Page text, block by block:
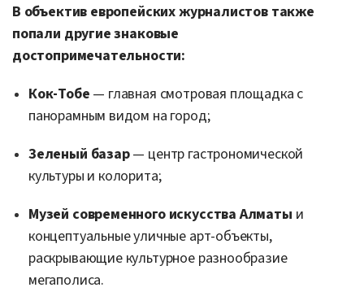
В объектив европейских журналистов также
попали другие знаковые
достопримечательности:
Кок-Тобе — главная смотровая площадка с
панорамным видом на город;
Зеленый базар— центр гастрономической
культуры и колорита;
Музей современного искусства Алматы и
концептуальные уличные арт-объекты,
раскрывающие культурное разнообразие
мегаполиса.